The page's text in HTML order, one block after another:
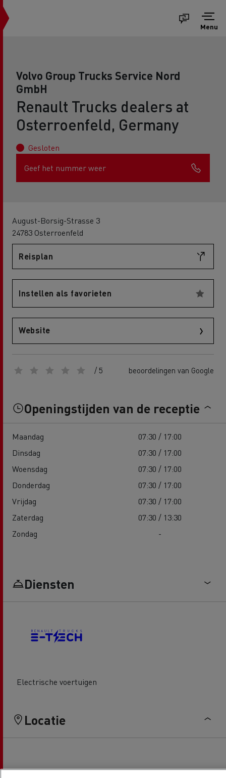
Menu
Volvo Group Trucks Service Nord
GmbH
Renault Trucks dealers at
Osterroenfeld, Germany
Gesloten
Geef het nummer weer
August-Borsig-Strasse 3
24783 Osterroenfeld
Reisplan
Instellen als favorieten
Website
/ 5 beoordelingen van Google
Openingstijden van de receptie
Maandag
07:30 / 17:00
Dinsdag
07:30 / 17:00
Woensdag
07:30 / 17:00
Donderdag
07:30 / 17:00
Vrijdag
07:30 / 17:00
Zaterdag
07:30 / 13:30
Zondag
-
Diensten
Electrische voertuigen
Locatie